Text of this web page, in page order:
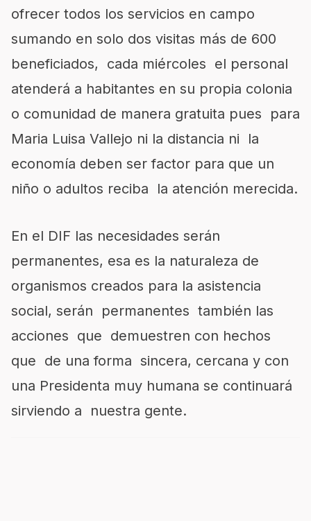
ofrecer todos los servicios en campo
sumando en solo dos visitas más de 600
beneficiados, cada miércoles el personal
atenderá a habitantes en su propia colonia
o comunidad de manera gratuita pues para
Maria Luisa Vallejo ni la distancia ni la
economía deben ser factor para que un
niño o adultos reciba la atención merecida.
En el DIF las necesidades serán
permanentes, esa es la naturaleza de
organismos creados para la asistencia
social, serán permanentes también las
acciones que demuestren con hechos
que de una forma sincera, cercana y con
una Presidenta muy humana se continuará
sirviendo a nuestra gente.